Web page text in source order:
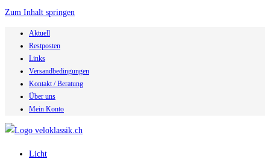
Zum Inhalt springen
Aktuell
Restposten
Links
Versandbedingungen
Kontakt / Beratung
Über uns
Mein Konto
Licht